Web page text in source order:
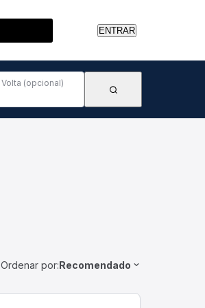
ENTRAR
Volta (opcional)
Ordenar por:Recomendado